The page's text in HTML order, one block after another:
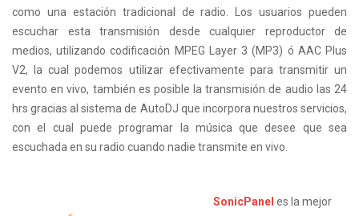
como una estación tradicional de radio. Los usuarios pueden
escuchar esta transmisión desde cualquier reproductor de
medios, utilizando codificación MPEG Layer 3 (MP3) ó AAC Plus
V2, la cual podemos utilizar efectivamente para transmitir un
evento en vivo, también es posible la transmisión de audio las 24
hrs gracias al sistema de AutoDJ que incorpora nuestros servicios,
con el cual puede programar la música que desee que sea
escuchada en su radio cuando nadie transmite en vivo.
SonicPanel es la mejor